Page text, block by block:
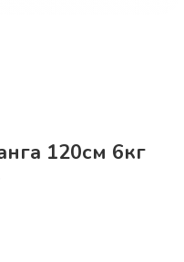
120см 6кг